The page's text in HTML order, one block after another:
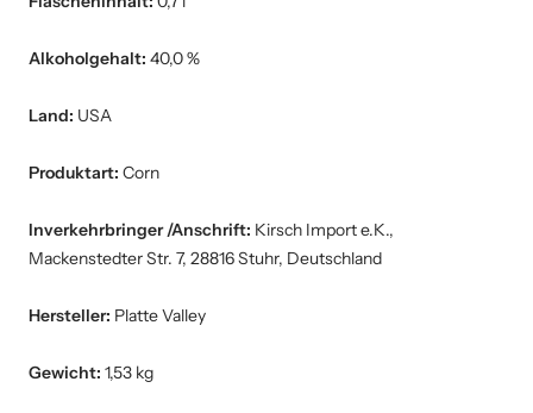
Alkoholgehalt: 40,0 %
Land: USA
Produktart: Corn
Inverkehrbringer /Anschrift: Kirsch Import e.K.,
Mackenstedter Str. 7, 28816 Stuhr, Deutschland
Hersteller: Platte Valley
Gewicht: 1,53 kg